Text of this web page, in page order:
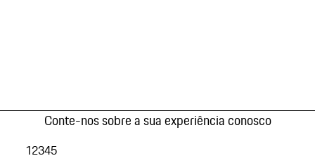
Conte-nos sobre a sua experiência conosco
12345